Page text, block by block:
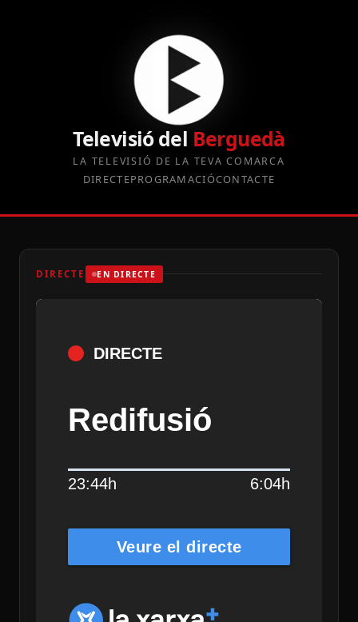
Televisió del Berguedà
LA TELEVISIÓ DE LA TEVA COMARCA
DIRECTEPROGRAMACIÓCONTACTE
DIRECTE EN DIRECTE
DIRECTE
Redifusió
23:44h 6:04h
Veure el directe